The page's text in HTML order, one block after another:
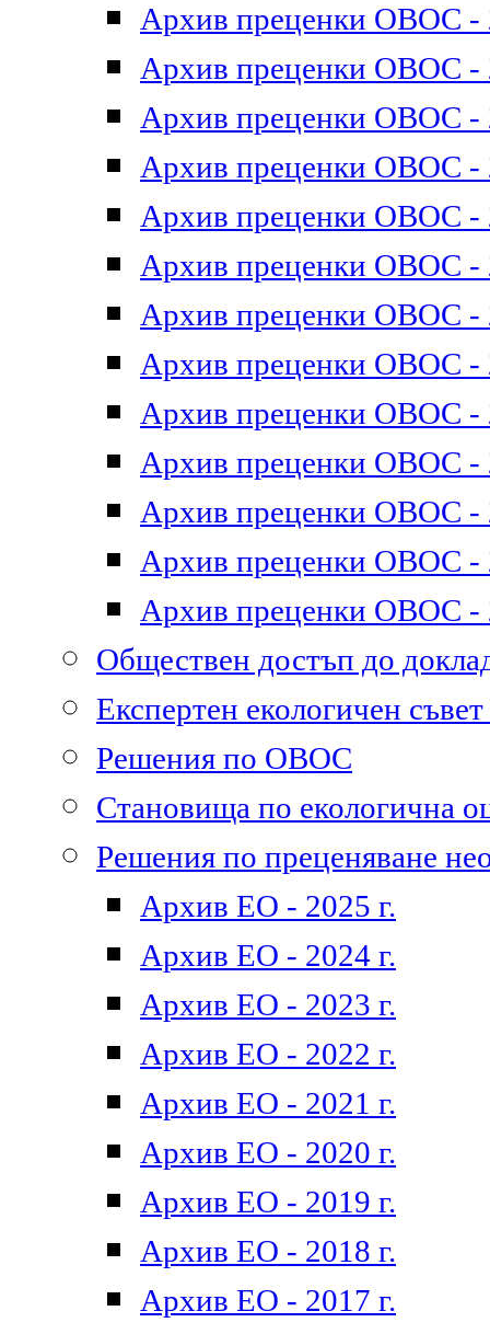
Архив преценки ОВОС -
Архив преценки ОВОС -
Архив преценки ОВОС -
Архив преценки ОВОС -
Архив преценки ОВОС -
Архив преценки ОВОС -
Архив преценки ОВОС -
Архив преценки ОВОС -
Архив преценки ОВОС -
Архив преценки ОВОС -
Архив преценки ОВОС -
Архив преценки ОВОС -
Архив преценки ОВОС -
Обществен достъп до
Експертен екологичен
Решения по ОВОС
Становища по екологична
Решения по преценяване
Архив ЕО - 2025 г.
Архив ЕО - 2024 г.
Архив ЕО - 2023 г.
Архив ЕО - 2022 г.
Архив ЕО - 2021 г.
Архив ЕО - 2020 г.
Архив ЕО - 2019 г.
Архив ЕО - 2018 г.
Архив ЕО - 2017 г.